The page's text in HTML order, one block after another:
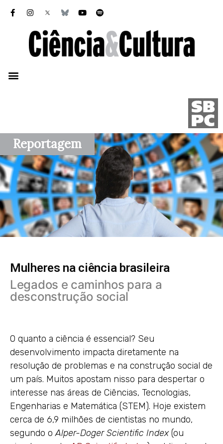
Reportagem
Mulheres na ciência brasileira
Legados e caminhos para a
desconstrução social
O quanto a ciência é essencial? Seu
desenvolvimento impacta diretamente na
resolução de problemas e na construção social de
um país. Muitos apostam nisso para despertar o
interesse nas áreas de Ciências, Tecnologias,
Engenharias e Matemática (STEM). Hoje existem
cerca de 6,9 milhões de cientistas no mundo,
segundo oAlper-Doger Scientific Index(ou